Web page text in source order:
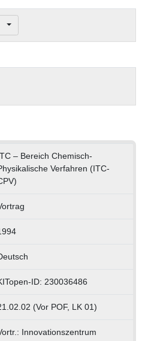
– Bereich Chemisch-
Verfahren (ITC-
ID: 230036486
(Vor POF, LK 01)
Innovationszentrum